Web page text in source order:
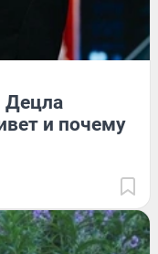
Децла
и почему